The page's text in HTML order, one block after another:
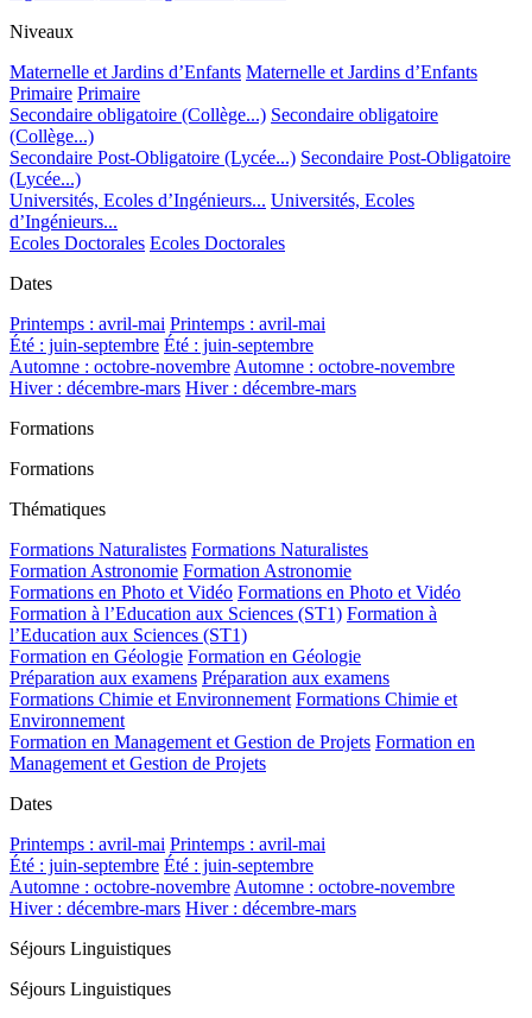
Niveaux
Maternelle et Jardins d’Enfants Maternelle et Jardins d’Enfants
Primaire Primaire
Secondaire obligatoire (Collège...) Secondaire obligatoire
(Collège...)
Secondaire Post-Obligatoire (Lycée...) Secondaire Post-Obligatoire
(Lycée...)
Universités, Ecoles d’Ingénieurs... Universités, Ecoles
d’Ingénieurs...
Ecoles Doctorales Ecoles Doctorales
Dates
Printemps : avril-mai Printemps : avril-mai
Été : juin-septembre Été : juin-septembre
Automne : octobre-novembreAutomne : octobre-novembre
Hiver : décembre-mars Hiver : décembre-mars
Formations
Formations
Thématiques
Formations Naturalistes Formations Naturalistes
Formation Astronomie Formation Astronomie
Formations en Photo et Vidéo Formations en Photo et Vidéo
Formation à l’Education aux Sciences (ST1) Formation à
l’Education aux Sciences (ST1)
Formation en Géologie Formation en Géologie
Préparation aux examens Préparation aux examens
Formations Chimie et Environnement Formations Chimie et
Environnement
Formation en Management et Gestion de Projets Formation en
Management et Gestion de Projets
Dates
Printemps : avril-mai Printemps : avril-mai
Été : juin-septembre Été : juin-septembre
Automne : octobre-novembreAutomne : octobre-novembre
Hiver : décembre-mars Hiver : décembre-mars
Séjours Linguistiques
Séjours Linguistiques